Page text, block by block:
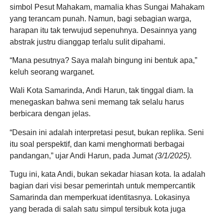
simbol Pesut Mahakam, mamalia khas Sungai Mahakam
yang terancam punah. Namun, bagi sebagian warga,
harapan itu tak terwujud sepenuhnya. Desainnya yang
abstrak justru dianggap terlalu sulit dipahami.
“Mana pesutnya? Saya malah bingung ini bentuk apa,”
keluh seorang warganet.
Wali Kota Samarinda, Andi Harun, tak tinggal diam. Ia
menegaskan bahwa seni memang tak selalu harus
berbicara dengan jelas.
“Desain ini adalah interpretasi pesut, bukan replika. Seni
itu soal perspektif, dan kami menghormati berbagai
pandangan,” ujar Andi Harun, pada Jumat(3/1/2025).
Tugu ini, kata Andi, bukan sekadar hiasan kota. Ia adalah
bagian dari visi besar pemerintah untuk mempercantik
Samarinda dan memperkuat identitasnya. Lokasinya
yang berada di salah satu simpul tersibuk kota juga